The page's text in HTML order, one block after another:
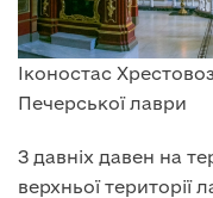
Іконостас
Печерської лаври
З давніх давен на
верхньої території